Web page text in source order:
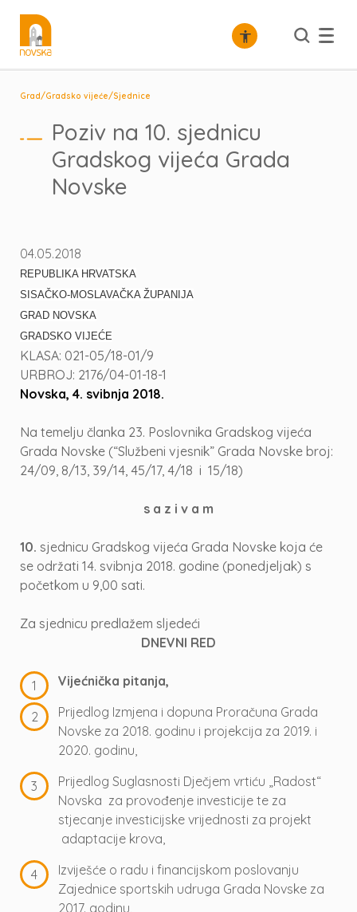
Grad/Gradsko vijeće/Sjednice
Poziv na 10. sjednicu
Gradskog vijeća Grada
Novske
04.05.2018
REPUBLIKA HRVATSKA
SISAČKO-MOSLAVAČKA ŽUPANIJA
GRAD NOVSKA
GRADSKO VIJEĆE
KLASA: 021-05/18-01/9
URBROJ: 2176/04-01-18-1
Novska, 4. svibnja 2018.
Na temelju članka 23. Poslovnika Gradskog vijeća
Grada Novske (“Službeni vjesnik” Grada Novske broj:
24/09, 8/13, 39/14, 45/17, 4/18 i 15/18)
s a z i v a m
10. sjednicu Gradskog vijeća Grada Novske koja će
se održati 14. svibnja 2018. godine (ponedjeljak) s
početkom u 9,00 sati.
Za sjednicu predlažem sljedeći
DNEVNI RED
Vijećnička pitanja,
Prijedlog Izmjena i dopuna Proračuna Grada
Novske za 2018. godinu i projekcija za 2019. i
2020. godinu,
Prijedlog Suglasnosti Dječjem vrtiću „Radost“
Novska za provođenje investicije te za
stjecanje investicijske vrijednosti za projekt
adaptacije krova,
Izviješće o radu i financijskom poslovanju
Zajednice sportskih udruga Grada Novske za
2017. godinu,